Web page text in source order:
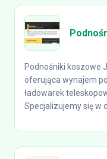
Podnośniki koszowe
oferująca wynajem
ładowarek
Specjalizujemy się w